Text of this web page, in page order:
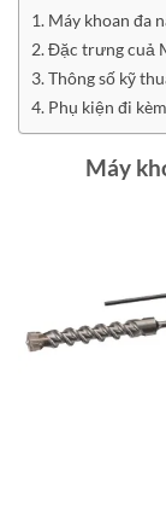
Máy khoan đa
Đặc trưng cuả
Thông số kỹ
Phụ kiện đi
Máy